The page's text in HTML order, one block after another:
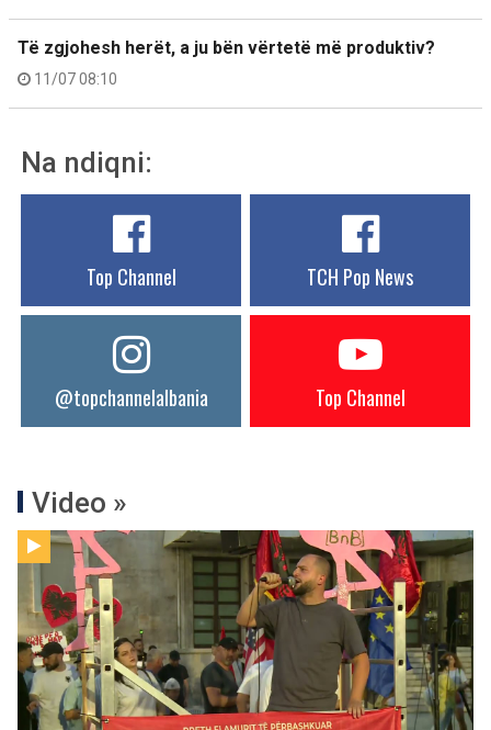
Të zgjohesh herët, a ju bën vërtetë më produktiv?
11/07 08:10
Na ndiqni:
Top Channel TCH Pop News
@topchannelalbania Top Channel
Video »